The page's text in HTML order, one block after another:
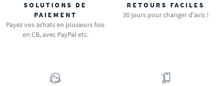
SOLUTIONS DE
PAIEMENT
Payez vos achats en plusieurs fois
en CB, avec PayPal etc.
RETOURS FACILES
30 jours pour changer d'avis !